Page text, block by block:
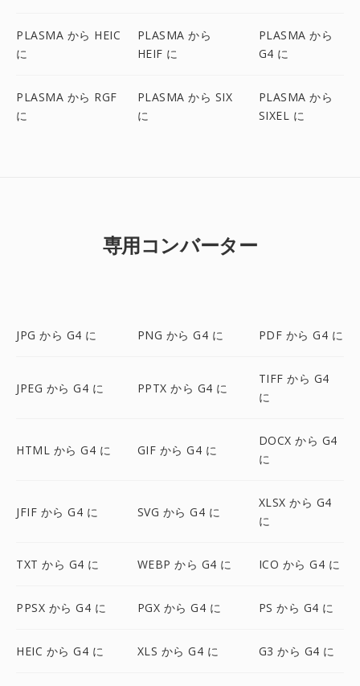
PLASMA から HEIC
に
PLASMA から
HEIF に
PLASMA から
G4 に
PLASMA から RGF
に
PLASMA から SIX
に
PLASMA から
SIXEL に
専用コンバーター
JPG から G4 に PNG から G4 に PDF から G4 に
JPEG から G4 に PPTX から G4 に
TIFF から G4
に
HTML から G4 に GIF から G4 に
DOCX から G4
に
JFIF から G4 に SVG から G4 に
XLSX から G4
に
TXT から G4 に WEBP から G4 に ICO から G4 に
PPSX から G4 に PGX から G4 に PS から G4 に
HEIC から G4 に XLS から G4 に G3 から G4 に